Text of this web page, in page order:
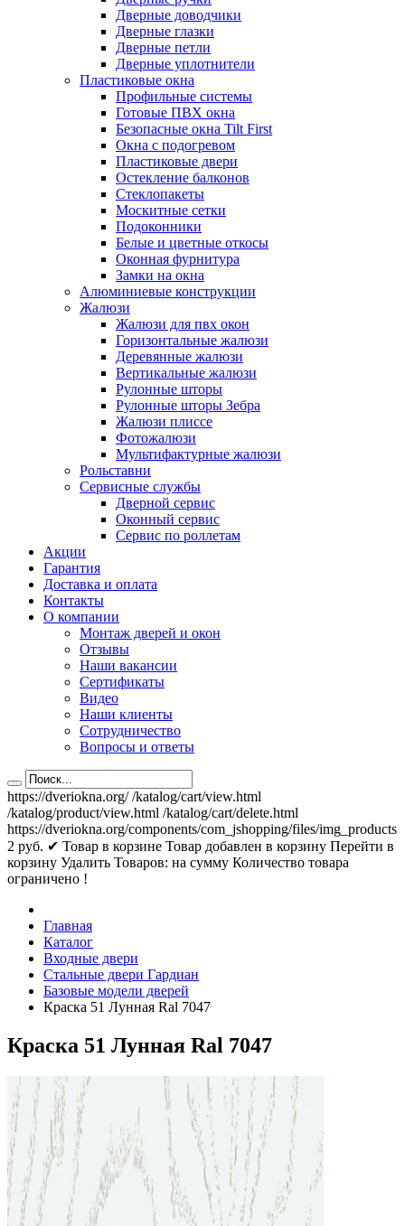
Дверные доводчики
Дверные глазки
Дверные петли
Дверные уплотнители
Пластиковые окна
Профильные системы
Готовые ПВХ окна
Безопасные окна Tilt First
Окна с подогревом
Пластиковые двери
Остекление балконов
Стеклопакеты
Москитные сетки
Подоконники
Белые и цветные откосы
Оконная фурнитура
Замки на окна
Алюминиевые конструкции
Жалюзи
Жалюзи для пвх окон
Горизонтальные жалюзи
Деревянные жалюзи
Вертикальные жалюзи
Рулонные шторы
Рулонные шторы Зебра
Жалюзи плиссе
Фотожалюзи
Мультифактурные жалюзи
Рольставни
Сервисные службы
Дверной сервис
Оконный сервис
Сервис по роллетам
Акции
Гарантия
Доставка и оплата
Контакты
О компании
Монтаж дверей и окон
Отзывы
Наши вакансии
Сертификаты
Видео
Наши клиенты
Сотрудничество
Вопросы и ответы
https://dveriokna.org/ /katalog/cart/view.html
/katalog/product/view.html /katalog/cart/delete.html
https://dveriokna.org/components/com_jshopping/files/img_products
2 руб. ✔ Товар в корзине Товар добавлен в корзину Перейти в
корзину Удалить Товаров: на сумму Количество товара
ограничено !
Главная
Каталог
Входные двери
Стальные двери Гардиан
Базовые модели дверей
Краска 51 Лунная Ral 7047
Краска 51 Лунная Ral 7047